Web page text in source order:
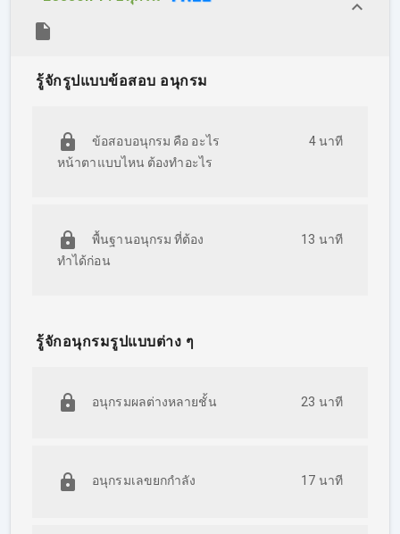
จะสอนในหัวข้อแรก คือ ความสามารถในการวิเคราะห์
หรือที่ผู้สอบ ก.พ. เรียกกันติดปากว่า คณิต ภาษาไทย ซึ่งมี
เป็นครึ่งหนึ่งของการสอบ ก.พ. ภาค ก ทั้งหมดเลยทีเดียว
โดยเนื้อหาทั้งหมดอ้างอิงจากประกาศล่าสุดของทาง
คณิตศาสตร์และภาษาไทย โดยมีทั้งแบบฝึกหัดในแต่ละ
และข้อสอบอัพเดทล่าสุด! จาก ก.พ.64 รอบ e-Exam และ
ในคอร์สครูพี่วิวจะจับมือพาทำแบบฝึกหัดโดยเริ่มจาก
จริง เพื่อประเมินความก้าวหน้าของผู้เรียน และเพื่อให้ผู้
ทักษะ ที่ต้องฝึกฝน การทำแนวข้อสอบซ้ำบ่อย ๆ ซึ่งเนื้อหา
รู้จักรูปแบบข้อสอบ อนุกรม
ข้อสอบอนุกรม คือ อะไร
หน้าตาแบบไหน ต้องทำอะไร
4 นาที
พื้นฐานอนุกรม ที่ต้อง
ทำได้ก่อน
13 นาที
รู้จักอนุกรมรูปแบบต่าง ๆ
อนุกรมผลต่างหลายชั้น 23 นาที
อนุกรมเลขยกกำลัง 17 นาที